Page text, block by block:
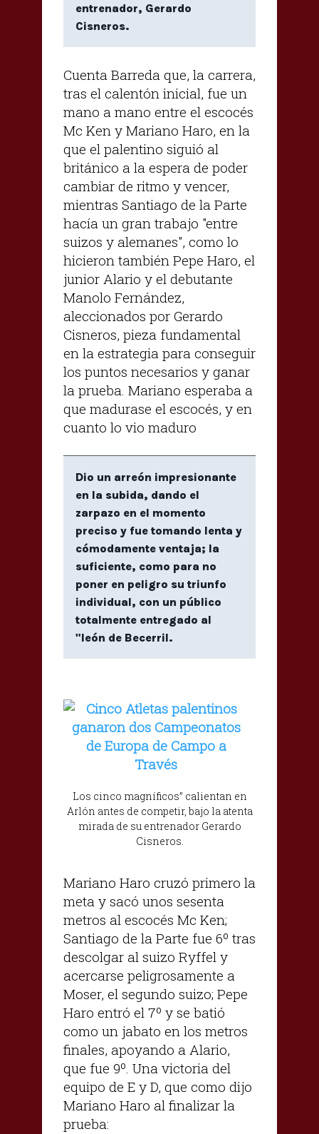
entrenador, Gerardo
Cisneros.
Cuenta Barreda que, la carrera,
tras el calentón inicial, fue un
mano a mano entre el escocés
Mc Ken y Mariano Haro, en la
que el palentino siguió al
británico a la espera de poder
cambiar de ritmo y vencer,
mientras Santiago de la Parte
hacía un gran trabajo "entre
suizos y alemanes", como lo
hicieron también Pepe Haro, el
junior Alario y el debutante
Manolo Fernández,
aleccionados por Gerardo
Cisneros, pieza fundamental
en la estrategia para conseguir
los puntos necesarios y ganar
la prueba. Mariano esperaba a
que madurase el escocés, y en
cuanto lo vio maduro
Dio un arreón impresionante
en la subida, dando el
zarpazo en el momento
preciso y fue tomando lenta y
cómodamente ventaja; la
suficiente, como para no
poner en peligro su triunfo
individual, con un público
totalmente entregado al
"león de Becerril.
Los cinco magníficos” calientan en
Arlón antes de competir, bajo la atenta
mirada de su entrenador Gerardo
Cisneros.
Mariano Haro cruzó primero la
meta y sacó unos sesenta
metros al escocés Mc Ken;
Santiago de la Parte fue 6º tras
descolgar al suizo Ryffel y
acercarse peligrosamente a
Moser, el segundo suizo; Pepe
Haro entró el 7º y se batió
como un jabato en los metros
finales, apoyando a Alario,
que fue 9º. Una victoria del
equipo de E y D, que como dijo
Mariano Haro al finalizar la
prueba: